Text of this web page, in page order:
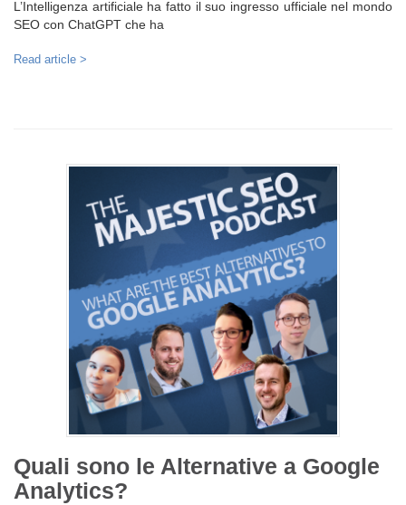
L’Intelligenza artificiale ha fatto il suo ingresso ufficiale nel mondo
SEO con ChatGPT che ha
Read article >
Quali sono le Alternative a Google
Analytics?